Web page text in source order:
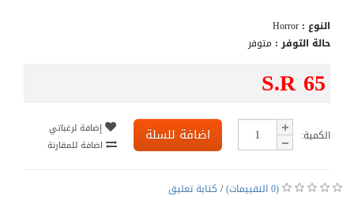
النوع :
حالة التوفر : متوفر
S.R 65
الكمية: اضافة للسلة
إضافة لرغباتي
اضافة للمقارنة
(0 التقييمات) / كتابة تعليق